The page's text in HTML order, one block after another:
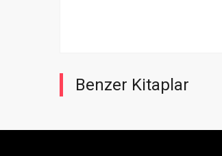
Benzer Kitaplar